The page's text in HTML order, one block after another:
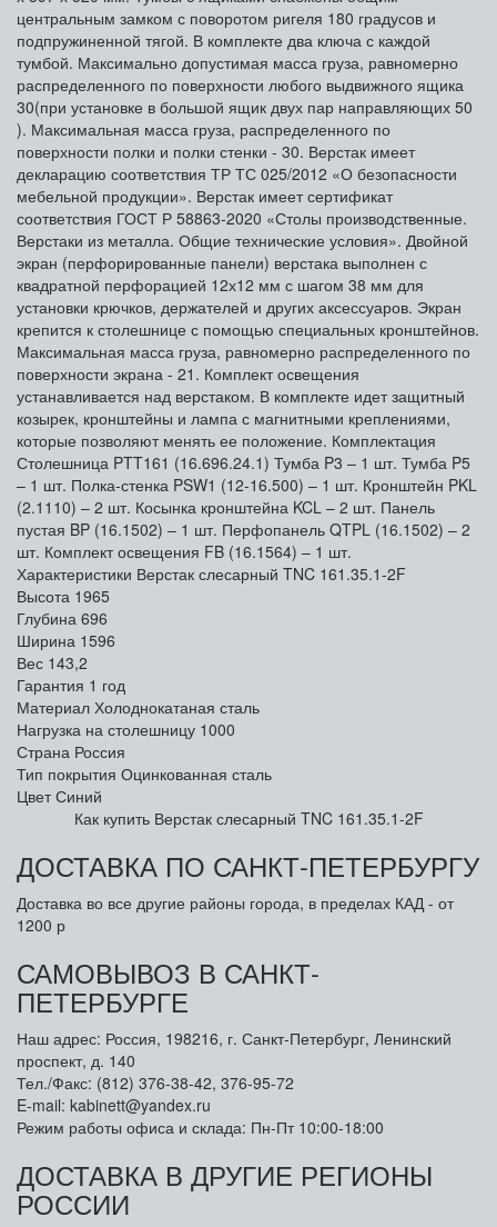
центральным замком с поворотом ригеля 180 градусов и
подпружиненной тягой. В комплекте два ключа с каждой
тумбой. Максимально допустимая масса груза, равномерно
распределенного по поверхности любого выдвижного ящика
30(при установке в большой ящик двух пар направляющих 50
). Максимальная масса груза, распределенного по
поверхности полки и полки стенки - 30. Верстак имеет
декларацию соответствия ТР ТС 025/2012 «О безопасности
мебельной продукции». Верстак имеет сертификат
соответствия ГОСТ Р 58863-2020 «Столы производственные.
Верстаки из металла. Общие технические условия». Двойной
экран (перфорированные панели) верстака выполнен с
квадратной перфорацией 12х12 мм с шагом 38 мм для
установки крючков, держателей и других аксессуаров. Экран
крепится к столешнице с помощью специальных кронштейнов.
Максимальная масса груза, равномерно распределенного по
поверхности экрана - 21. Комплект освещения
устанавливается над верстаком. В комплекте идет защитный
козырек, кронштейны и лампа с магнитными креплениями,
которые позволяют менять ее положение. Комплектация
Столешница PTT161 (16.696.24.1) Тумба P3 – 1 шт. Тумба P5
– 1 шт. Полка-стенка PSW1 (12-16.500) – 1 шт. Кронштейн PKL
(2.1110) – 2 шт. Косынка кронштейна KCL – 2 шт. Панель
пустая BP (16.1502) – 1 шт. Перфопанель QTPL (16.1502) – 2
шт. Комплект освещения FB (16.1564) – 1 шт.
Характеристики Верстак слесарный TNC 161.35.1-2F
Высота 1965
Глубина 696
Ширина 1596
Вес 143,2
Гарантия 1 год
Материал Холоднокатаная сталь
Нагрузка на столешницу 1000
Страна Россия
Тип покрытия Оцинкованная сталь
Цвет Синий
Как купить Верстак слесарный TNC 161.35.1-2F
ДОСТАВКА ПО САНКТ-ПЕТЕРБУРГУ
Доставка во все другие районы города, в пределах КАД - от
1200 р
САМОВЫВОЗ В САНКТ-
ПЕТЕРБУРГЕ
Наш адрес: Россия, 198216, г. Санкт-Петербург, Ленинский
проспект, д. 140
Тел./Факс: (812) 376-38-42, 376-95-72
E-mail: kabinett@yandex.ru
Режим работы офиса и склада: Пн-Пт 10:00-18:00
ДОСТАВКА В ДРУГИЕ РЕГИОНЫ
РОССИИ